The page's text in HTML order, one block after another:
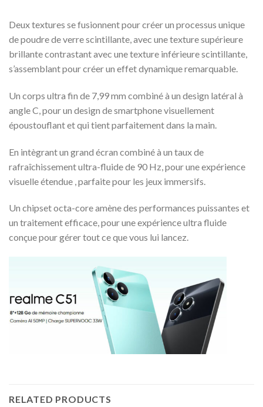
Deux textures se fusionnent pour créer un processus unique
de poudre de verre scintillante, avec une texture supérieure
brillante contrastant avec une texture inférieure scintillante,
s’assemblant pour créer un effet dynamique remarquable.
Un corps ultra fin de 7,99 mm combiné à un design latéral à
angle C, pour un design de smartphone visuellement
époustouflant et qui tient parfaitement dans la main.
En intègrant un grand écran combiné à un taux de
rafraîchissement ultra-fluide de 90 Hz, pour une expérience
visuelle étendue , parfaite pour les jeux immersifs.
Un chipset octa-core amène des performances puissantes et
un traitement efficace, pour une expérience ultra fluide
conçue pour gérer tout ce que vous lui lancez.
RELATED PRODUCTS